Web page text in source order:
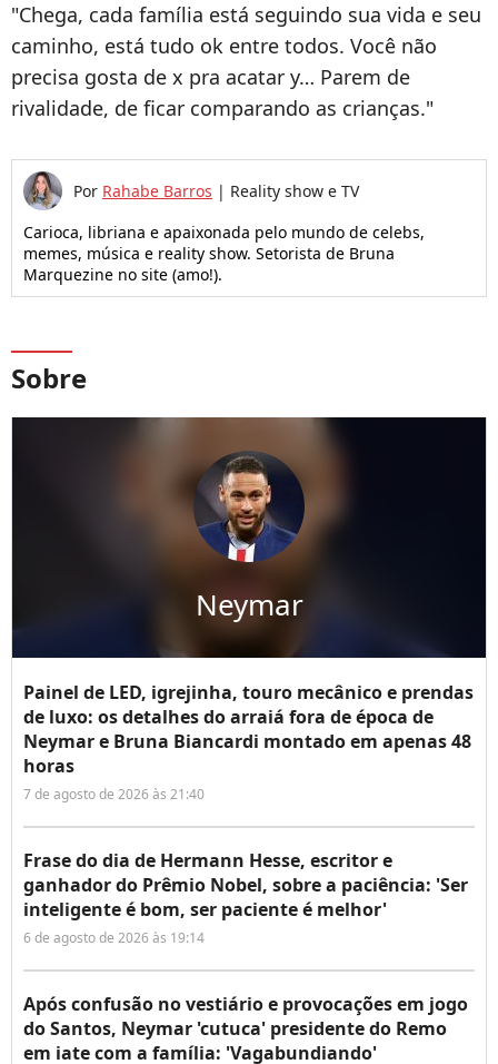
"Chega, cada família está seguindo sua vida e seu
caminho, está tudo ok entre todos. Você não
precisa gosta de x pra acatar y… Parem de
rivalidade, de ficar comparando as crianças."
Por Rahabe Barros | Reality show e TV
Carioca, libriana e apaixonada pelo mundo de celebs,
memes, música e reality show. Setorista de Bruna
Marquezine no site (amo!).
Sobre
Neymar
Painel de LED, igrejinha, touro mecânico e prendas
de luxo: os detalhes do arraiá fora de época de
Neymar e Bruna Biancardi montado em apenas 48
horas
7 de agosto de 2026 às 21:40
Frase do dia de Hermann Hesse, escritor e
ganhador do Prêmio Nobel, sobre a paciência: 'Ser
inteligente é bom, ser paciente é melhor'
6 de agosto de 2026 às 19:14
Após confusão no vestiário e provocações em jogo
do Santos, Neymar 'cutuca' presidente do Remo
em iate com a família: 'Vagabundiando'